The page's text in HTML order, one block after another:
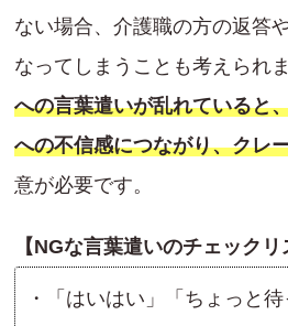
ない場合、介護職の方の返答
なってしまうことも考えられ
への言葉遣いが乱れていると
への不信感につながり、クレ
意が必要です。
【NGな言葉遣いのチェックリ
・「はいはい」「ちょっと